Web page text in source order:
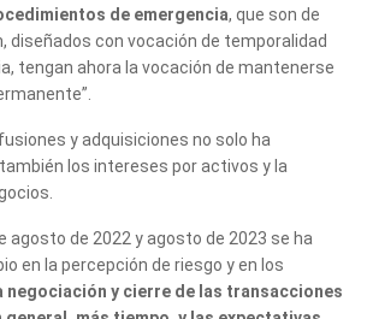
de emergencia, que son de
diseñados con vocación de temporalidad
tengan ahora la vocación de mantenerse
y adquisiciones no solo ha
los intereses por activos y la
agosto de 2022 y agosto de 2023 se ha
en la percepción de riesgo y en los
negociación y cierre de las transacciones